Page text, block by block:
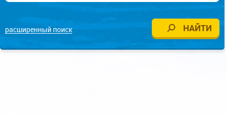
расширенный поиск